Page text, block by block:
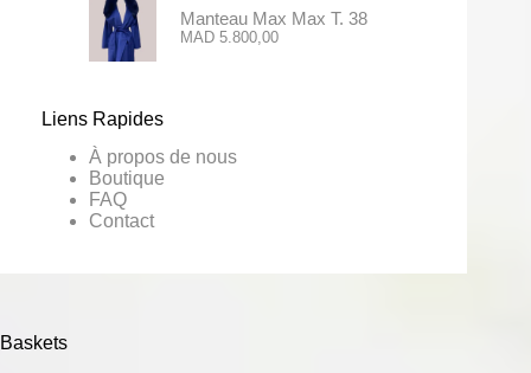
Baskets
Manteau Max Max T. 38
MAD5.800,00
Liens Rapides
À propos de nous
Boutique
FAQ
Contact